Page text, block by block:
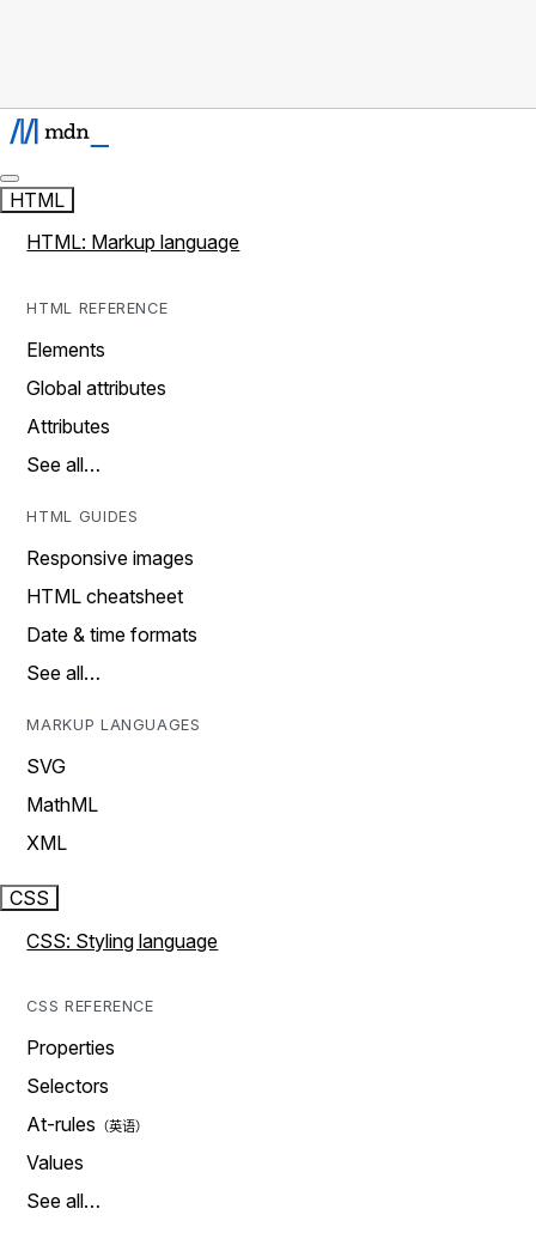
HTML
HTML: Markup language
HTML REFERENCE
Elements
Global attributes
Attributes
See all…
HTML GUIDES
Responsive images
HTML cheatsheet
Date & time formats
See all…
MARKUP LANGUAGES
SVG
MathML
XML
CSS
CSS: Styling language
CSS REFERENCE
Properties
Selectors
At-rules
Values
See all…